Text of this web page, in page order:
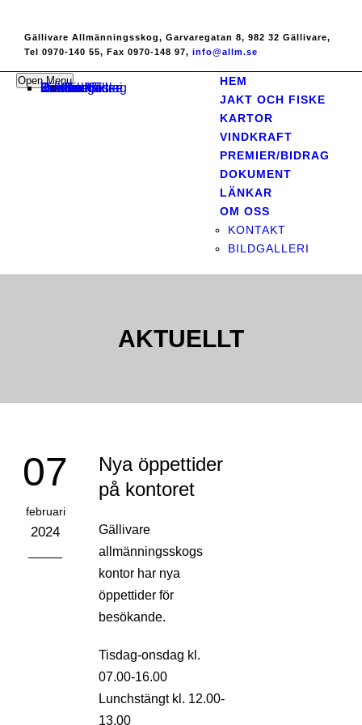
Gällivare Allmänningsskog, Garvaregatan 8, 982 32 Gällivare,
Tel 0970-140 55, Fax 0970-148 97, info@allm.se
Open Menu
Hem
Jakt och Fiske
Kartor
Vindkraft
Premier/Bidrag
Dokument
Länkar
Om ossKontakt
Bildgalleri
HEM
JAKT OCH FISKE
KARTOR
VINDKRAFT
PREMIER/BIDRAG
DOKUMENT
LÄNKAR
OM OSS
KONTAKT
BILDGALLERI
AKTUELLT
07
februari
2024
Nya öppettider
på kontoret
Gällivare
allmänningsskogs
kontor har nya
öppettider för
besökande.
Tisdag-onsdag kl.
07.00-16.00
Lunchstängt kl. 12.00-
13.00